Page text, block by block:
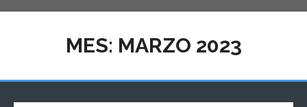
MES: MARZO 2023